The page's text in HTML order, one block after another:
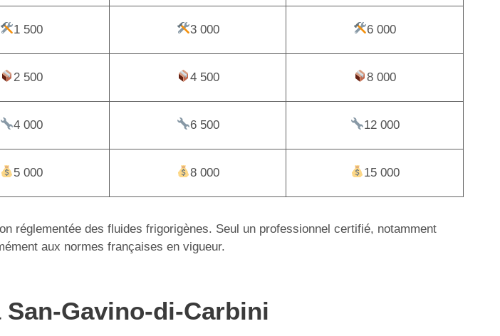
1 500 3 000 6 000
2 500 4 500 8 000
4 000 6 500 12 000
5 000 8 000 15 000
réglementée des fluides frigorigènes. Seul un professionnel certifié, notamment
aux normes françaises en vigueur.
Gavino-di-Carbini